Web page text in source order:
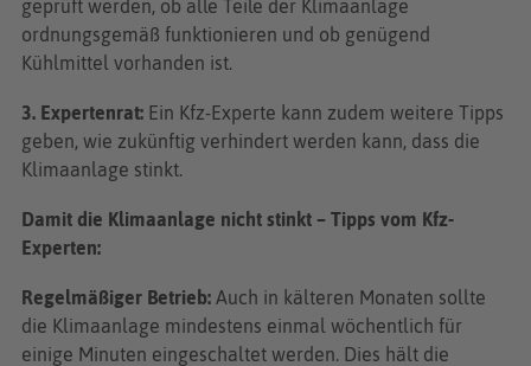
geprüft werden, ob alle Teile der Klimaanlage
ordnungsgemäß funktionieren und ob genügend
Kühlmittel vorhanden ist.
3. Expertenrat: Ein Kfz-Experte kann zudem weitere Tipps
geben, wie zukünftig verhindert werden kann, dass die
Klimaanlage stinkt.
Damit die Klimaanlage nicht stinkt – Tipps vom Kfz-
Experten:
Regelmäßiger Betrieb: Auch in kälteren Monaten sollte
die Klimaanlage mindestens einmal wöchentlich für
einige Minuten eingeschaltet werden. Dies hält die